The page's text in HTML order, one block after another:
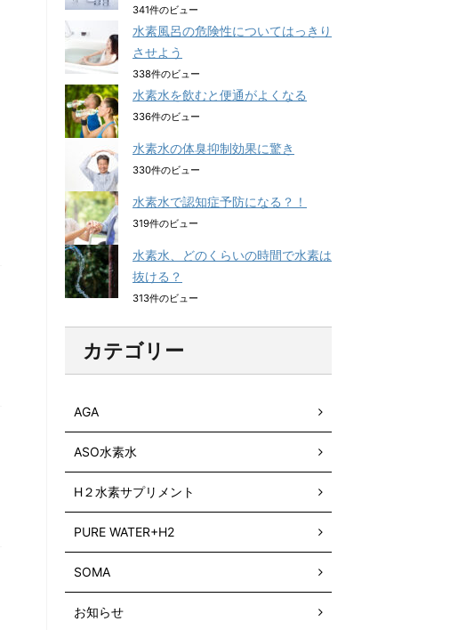
341件のビュー
水素風呂の危険性についてはっきり
させよう
338件のビュー
水素水を飲むと便通がよくなる
336件のビュー
水素水の体臭抑制効果に驚き
330件のビュー
水素水で認知症予防になる？！
319件のビュー
水素水、どのくらいの時間で水素は
抜ける？
313件のビュー
カテゴリー
AGA
ASO水素水
H２水素サプリメント
PURE WATER+H2
SOMA
お知らせ